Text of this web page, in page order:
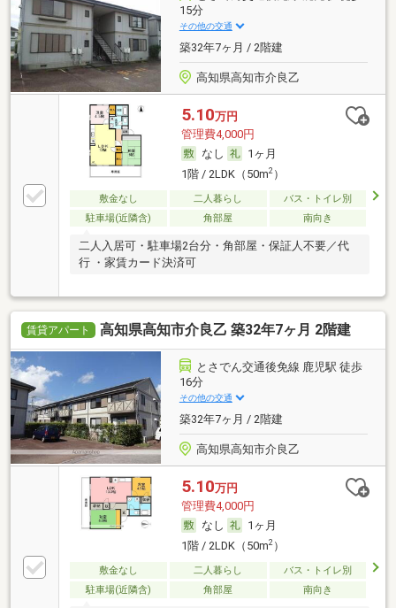
15分
その他の交通
築32年7ヶ月 / 2階建
高知県高知市介良乙
5.10万円
管理費4,000円
なし
1ヶ月
1階 / 2LDK（50m2）
敷金なし 二人暮らし
バス・トイレ別
駐車場(近隣含)
角部屋 南向き
二人入居可・駐車場2台分・角部屋・保証人不要／代
行 ・家賃カード決済可
賃貸アパート 高知県高知市介良乙 築32年7ヶ月 2階建
とさでん交通後免線 鹿児駅 徒歩
16分
その他の交通
築32年7ヶ月 / 2階建
高知県高知市介良乙
5.10万円
管理費4,000円
なし
1ヶ月
1階 / 2LDK（50m2）
敷金なし 二人暮らし
バス・トイレ別
駐車場(近隣含)
角部屋 南向き